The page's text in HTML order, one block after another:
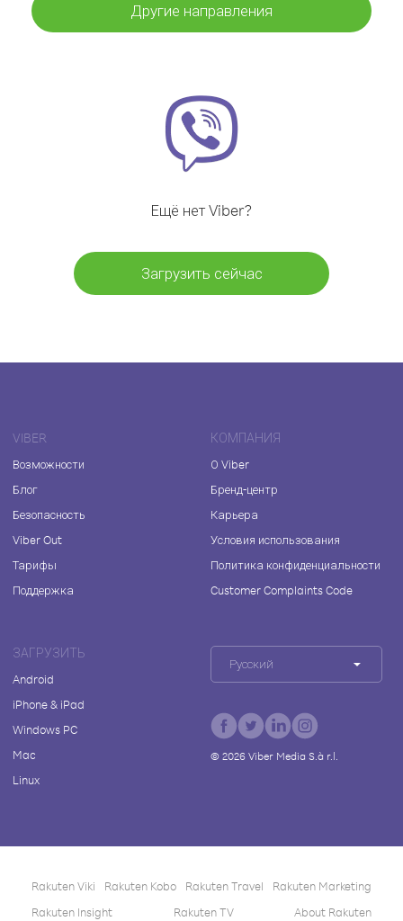
Другие направления
Ещё нет Viber?
Загрузить сейчас
VIBER
Возможности
Блог
Безопасность
Viber Out
Тарифы
Поддержка
КОМПАНИЯ
О Viber
Бренд-центр
Карьера
Условия использования
Политика конфиденциальности
Customer Complaints Code
ЗАГРУЗИТЬ
Android
iPhone & iPad
Windows PC
Mac
Linux
Русский
© 2026Viber Media S.à r.l.
Rakuten Viki Rakuten Kobo Rakuten Travel
Rakuten Marketing
Rakuten Insight
Rakuten TV About Rakuten